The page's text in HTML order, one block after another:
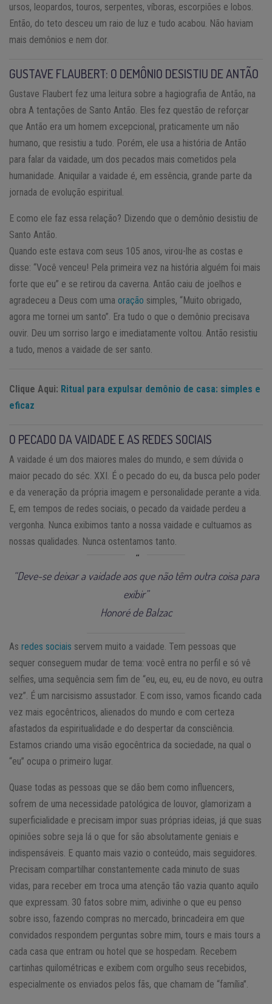
ursos, leopardos, touros, serpentes, víboras, escorpiões e lobos.
Então, do teto desceu um raio de luz e tudo acabou. Não haviam
mais demônios e nem dor.
GUSTAVE FLAUBERT: O DEMÔNIO DESISTIU DE ANTÃO
Gustave Flaubert fez uma leitura sobre a hagiografia de Antão, na
obra A tentações de Santo Antão. Eles fez questão de reforçar
que Antão era um homem excepcional, praticamente um não
humano, que resistiu a tudo. Porém, ele usa a história de Antão
para falar da vaidade, um dos pecados mais cometidos pela
humanidade. Aniquilar a vaidade é, em essência, grande parte da
jornada de evolução espiritual.
E como ele faz essa relação? Dizendo que o demônio desistiu de
Santo Antão.
Quando este estava com seus 105 anos, virou-lhe as costas e
disse: “Você venceu! Pela primeira vez na história alguém foi mais
forte que eu” e se retirou da caverna. Antão caiu de joelhos e
agradeceu a Deus com uma oração simples, “Muito obrigado,
agora me tornei um santo”. Era tudo o que o demônio precisava
ouvir. Deu um sorriso largo e imediatamente voltou. Antão resistiu
a tudo, menos a vaidade de ser santo.
Clique Aqui: Ritual para expulsar demônio de casa: simples e
eficaz
O PECADO DA VAIDADE E AS REDES SOCIAIS
A vaidade é um dos maiores males do mundo, e sem dúvida o
maior pecado do séc. XXI. É o pecado do eu, da busca pelo poder
e da veneração da própria imagem e personalidade perante a vida.
E, em tempos de redes sociais, o pecado da vaidade perdeu a
vergonha. Nunca exibimos tanto a nossa vaidade e cultuamos as
nossas qualidades. Nunca ostentamos tanto.
“Deve-se deixar a vaidade aos que não têm outra coisa para
exibir”
Honoré de Balzac
As redes sociais servem muito a vaidade. Tem pessoas que
sequer conseguem mudar de tema: você entra no perfil e só vê
selfies, uma sequência sem fim de “eu, eu, eu, eu de novo, eu outra
vez”. É um narcisismo assustador. E com isso, vamos ficando cada
vez mais egocêntricos, alienados do mundo e com certeza
afastados da espiritualidade e do despertar da consciência.
Estamos criando uma visão egocêntrica da sociedade, na qual o
“eu” ocupa o primeiro lugar.
Quase todas as pessoas que se dão bem como influencers,
sofrem de uma necessidade patológica de louvor, glamorizam a
superficialidade e precisam impor suas próprias ideias, já que suas
opiniões sobre seja lá o que for são absolutamente geniais e
indispensáveis. E quanto mais vazio o conteúdo, mais seguidores.
Precisam compartilhar constantemente cada minuto de suas
vidas, para receber em troca uma atenção tão vazia quanto aquilo
que expressam. 30 fatos sobre mim, adivinhe o que eu penso
sobre isso, fazendo compras no mercado, brincadeira em que
convidados respondem perguntas sobre mim, tours e mais tours a
cada casa que entram ou hotel que se hospedam. Recebem
cartinhas quilométricas e exibem com orgulho seus recebidos,
especialmente os enviados pelos fãs, que chamam de “família”.